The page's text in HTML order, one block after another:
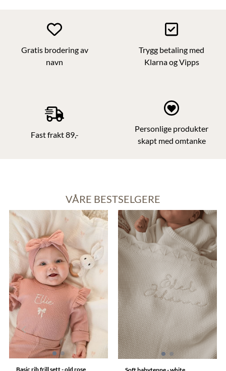
Gratis brodering av
navn
Trygg betaling med
Klarna og Vipps
Fast frakt 89,-
Personlige produkter
skapt med omtanke
VÅRE BESTSELGERE
Knit genser barn - taupe
Nydelig strikkegenser i bomull -
med personlig brodering. En unik
og personlige genser som både en
myk, stretchy og utrolig behagelig
på. Denne oversized
Soft koseklut bamse - warm ...
Soft koseklut bamse, myk, trygg
og personlig Soft koseklut
bamse er babyens perfekte lille
følgesvenn, myk mot huden, lett
holde og skapt for trygghet og